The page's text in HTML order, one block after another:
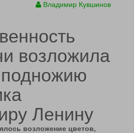
Владимир Кувшинов
возложила
Ленину
возложение цветов,